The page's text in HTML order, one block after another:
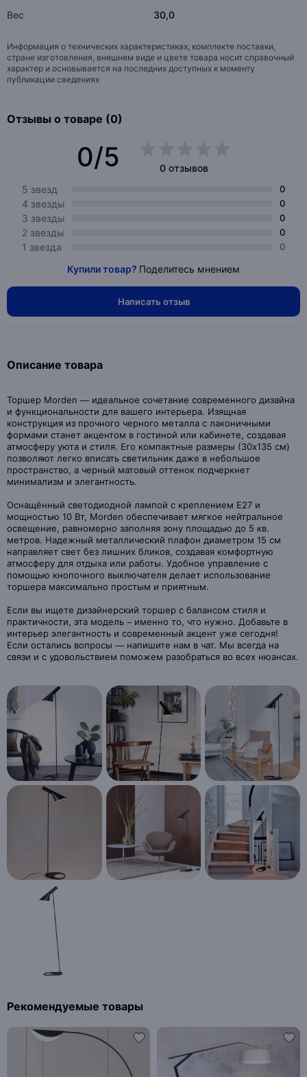
Вес 30,0
Информация о технических характеристиках, комплекте поставки,
стране изготовления, внешнем виде и цвете товара носит справочный
характер и основывается на последних доступных к моменту
публикации сведениях
Отзывы о товаре (0)
0/5
0 отзывов
5 звезд
0
4 звезды 0
3 звезды 0
2 звезды 0
1 звезда 0
Купили товар? Поделитесь мнением
Написать отзыв
Описание товара
Торшер Morden — идеальное сочетание современного дизайна
и функциональности для вашего интерьера. Изящная
конструкция из прочного черного металла с лаконичными
формами станет акцентом в гостиной или кабинете, создавая
атмосферу уюта и стиля. Его компактные размеры (30x135 см)
позволяют легко вписать светильник даже в небольшое
пространство, а черный матовый оттенок подчеркнет
минимализм и элегантность.
Оснащённый светодиодной лампой с креплением Е27 и
мощностью 10 Вт, Morden обеспечивает мягкое нейтральное
освещение, равномерно заполняя зону площадью до 5 кв.
метров. Надежный металлический плафон диаметром 15 см
направляет свет без лишних бликов, создавая комфортную
атмосферу для отдыха или работы. Удобное управление с
помощью кнопочного выключателя делает использование
торшера максимально простым и приятным.
Если вы ищете дизайнерский торшер с балансом стиля и
практичности, эта модель – именно то, что нужно. Добавьте в
интерьер элегантность и современный акцент уже сегодня!
Если остались вопросы — напишите нам в чат. Мы всегда на
связи и с удовольствием поможем разобраться во всех нюансах.
Рекомендуемые товары